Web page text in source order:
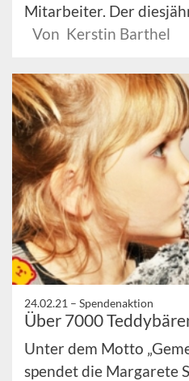
Mitarbeiter. Der
Von Kerstin Barthel
24.02.21 – Spendenaktion
Über 7000
Unter dem Motto
spendet die Margarete